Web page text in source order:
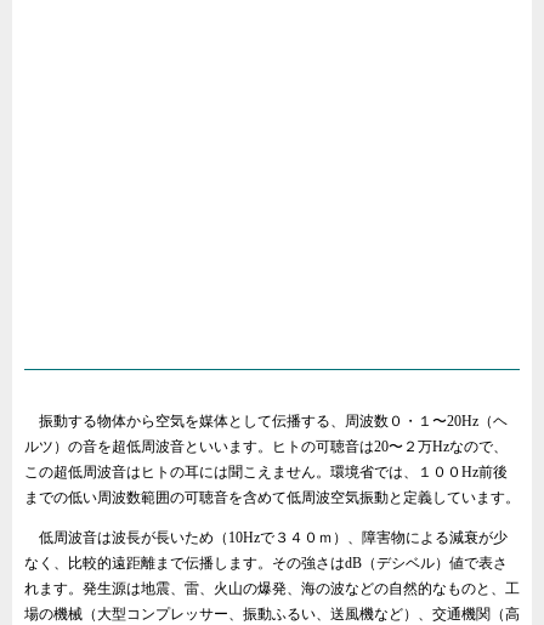
振動する物体から空気を媒体として伝播する、周波数０・１〜20Hz（ヘ
ルツ）の音を超低周波音といいます。ヒトの可聴音は20〜２万Hzなので、
この超低周波音はヒトの耳には聞こえません。環境省では、１００Hz前後
までの低い周波数範囲の可聴音を含めて低周波空気振動と定義しています。
低周波音は波長が長いため（10Hzで３４０ｍ）、障害物による減衰が少
なく、比較的遠距離まで伝播します。その強さはdB（デシベル）値で表さ
れます。発生源は地震、雷、火山の爆発、海の波などの自然的なものと、工
場の機械（大型コンプレッサー、振動ふるい、送風機など）、交通機関（高